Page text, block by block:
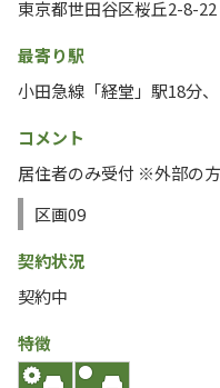
東京都世田谷区桜丘2-8-22
最寄り駅
小田急線「経堂」駅18分
コメント
居住者のみ受付 ※外部の
区画09
契約状況
契約中
特徴